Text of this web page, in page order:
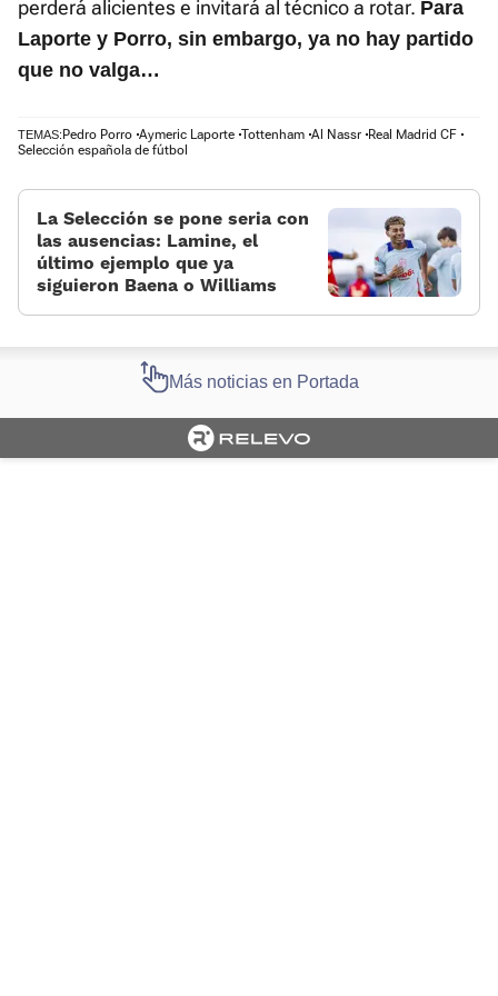
perderá alicientes e invitará al técnico a rotar. Para
Laporte y Porro, sin embargo, ya no hay partido
que no valga…
TEMAS: Pedro Porro Aymeric Laporte Tottenham Al Nassr Real Madrid CF
Selección española de fútbol
La Selección se pone seria con
las ausencias: Lamine, el
último ejemplo que ya
siguieron Baena o Williams
Más noticias en Portada